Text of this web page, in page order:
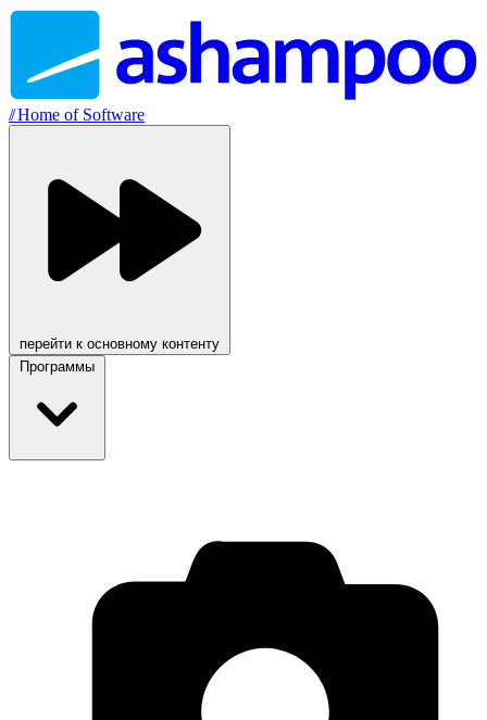
//Home of Software
перейти к основному контенту
Программы